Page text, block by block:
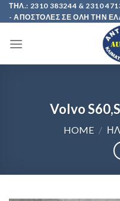
Skip
to
ΤΗΛ.: 2310 383244 & 2310
- ΑΠΟΣΤΟΛΕΣ ΣΕ ΟΛΗ ΤΗΝ
Volvo
HOME /